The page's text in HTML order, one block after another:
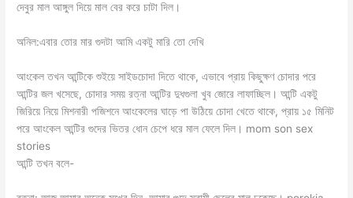
দেবুর মাল আঙ্গুল দিয়ে মাল বের করে চাটা দিল।
অনিল:এবার তোর মার গুদটা আমি একটু মারি তো দেখি
আংকেল তখন আন্টিকে শুইয়ে সাইডচোদা দিতে থাকে, এভাবে প্রায় কিছুক্ষণ চোদার পরে
আন্টির জল খসেছে, চোদার সময় রত্না আন্টির দুধগুলা খুব জোরে লাফাচ্ছিল। আন্টি একটু
জিরিয়ে নিয়ে মিশনারী পজিশনে আংকেলের ঘাড়ে পা উঠিয়ে চোদা খেতে থাকে, প্রায় ১৫ মিনিট
পরে আংকেল আন্টির গুদের ভিতর ধোন চেপে ধরে মাল ফেলে দিল। mom son sex
stories
আন্টি তখন বলে-